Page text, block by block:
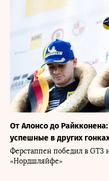
От Алонсо до
успешные в других
Ферстаппен победил в GT3
«Нордшляйфе»